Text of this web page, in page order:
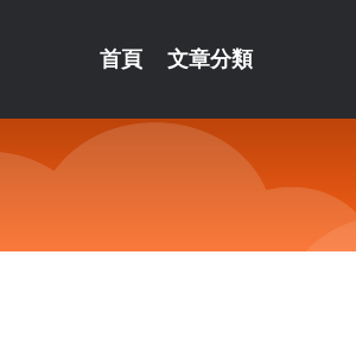
首頁 文章分類